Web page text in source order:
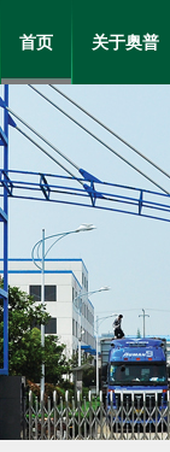
首页 关于奥普
势特点